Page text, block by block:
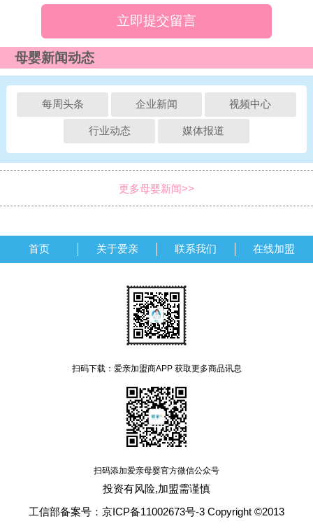
立即提交留言
母婴新闻动态
每周头条 企业新闻 视频中心
行业动态 媒体报道
更多母婴新闻>>
首页 关于爱亲 联系我们 在线加盟
扫码下载：爱亲加盟商APP 获取更多商品讯息
扫码添加爱亲母婴官方微信公众号
投资有风险,加盟需谨慎
工信部备案号：京ICP备11002673号-3 Copyright ©2013